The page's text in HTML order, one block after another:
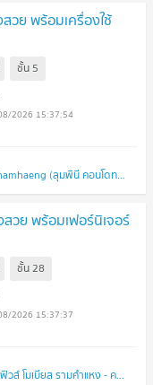
วย พร้อมเครื่องใช้
ชั้น 5
2026 15:37:54
Lumpini Condo Town Bodindecha - Ramkhamhaeng (ลุมพินี คอนโดทาวน์ บดินทรเดชา - รามคำแหง)
วย พร้อมเฟอร์นิเจอร์
ชั้น28
2026 15:37:37
Fuse Mobius Ramkhamhaeng - Klongton (ฟิวส์ โมเบียส รามคำแหง - คลองตัน)